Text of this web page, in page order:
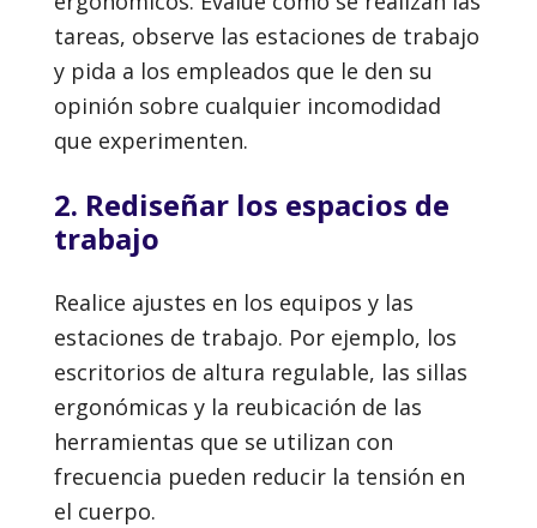
tareas, observe las estaciones de trabajo
y pida a los empleados que le den su
opinión sobre cualquier incomodidad
que experimenten.
2. Rediseñar los espacios de
trabajo
Realice ajustes en los equipos y las
estaciones de trabajo. Por ejemplo, los
escritorios de altura regulable, las sillas
ergonómicas y la reubicación de las
herramientas que se utilizan con
frecuencia pueden reducir la tensión en
el cuerpo.